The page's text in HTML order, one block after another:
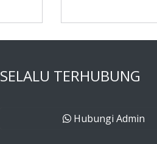
SELALU TERHUBUNG
Hubungi Admin